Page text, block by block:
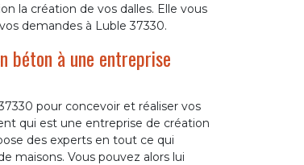
la création de vos dalles. Elle vous
demandes à Luble 37330.
béton à une entreprise
pour concevoir et réaliser vos
qui est une entreprise de création
des experts en tout ce qui
maisons. Vous pouvez alors lui